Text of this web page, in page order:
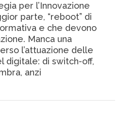
per l’Innovazione
parte, “reboot” di
e che devono
Manca una
l’attuazione delle
digitale: di switch-off,
anzi